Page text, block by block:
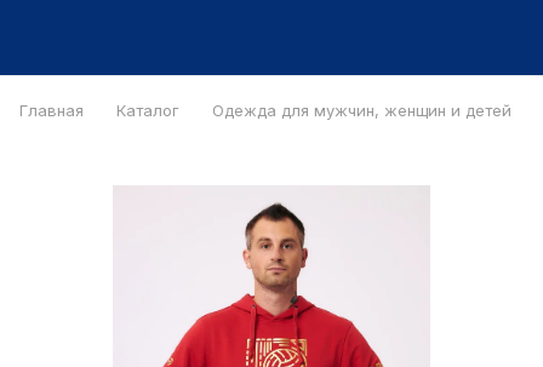
Главная Каталог Одежда для мужчин, женщин и детей